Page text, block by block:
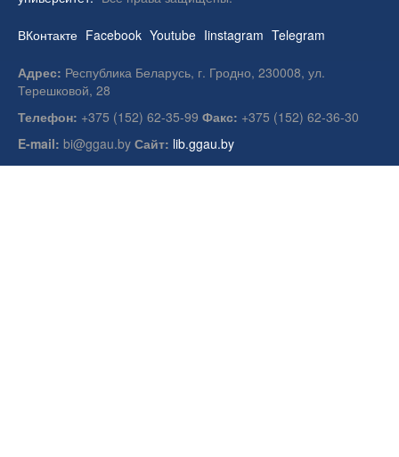
ВКонтакте Facebook Youtube Iinstagram Telegram
Адрес: Республика Беларусь, г. Гродно, 230008, ул.
Терешковой, 28
Телефон: +375 (152) 62-35-99 Факс: +375 (152) 62-36-30
E-mail: bi@ggau.by Сайт: lib.ggau.by